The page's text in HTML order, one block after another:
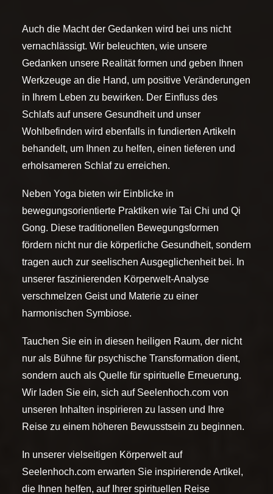
Auch die Macht der Gedanken wird bei uns nicht
vernachlässigt. Wir beleuchten, wie unsere
Gedanken unsere Realität formen und geben Ihnen
Werkzeuge an die Hand, um positive Veränderungen
in Ihrem Leben zu bewirken. Der Einfluss des
Schlafs auf unsere Gesundheit und unser
Wohlbefinden wird ebenfalls in fundierten Artikeln
behandelt, um Ihnen zu helfen, einen tieferen und
erholsameren Schlaf zu erreichen.
Neben Yoga bieten wir Einblicke in
bewegungsorientierte Praktiken wie Tai Chi und Qi
Gong. Diese traditionellen Bewegungsformen
fördern nicht nur die körperliche Gesundheit, sondern
tragen auch zur seelischen Ausgeglichenheit bei. In
unserer faszinierenden Körperwelt-Analyse
verschmelzen Geist und Materie zu einer
harmonischen Symbiose.
Tauchen Sie ein in diesen heiligen Raum, der nicht
nur als Bühne für psychische Transformation dient,
sondern auch als Quelle für spirituelle Erneuerung.
Wir laden Sie ein, sich auf Seelenhoch.com von
unseren Inhalten inspirieren zu lassen und Ihre
Reise zu einem höheren Bewusstsein zu beginnen.
In unserer vielseitigen Körperwelt auf
Seelenhoch.com erwarten Sie inspirierende Artikel,
die Ihnen helfen, auf Ihrer spirituellen Reise